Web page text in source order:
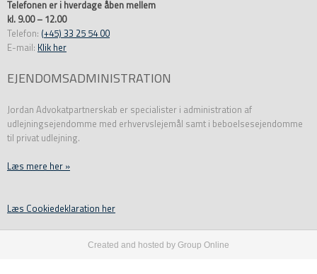
Telefonen er i hverdage åben mellem
kl. 9.00 – 12.00
Telefon: (+45) 33 25 54 00
E-mail: Klik her
EJENDOMSADMINISTRATION
Jordan Advokatpartnerskab er specialister i administration af
udlejningsejendomme med erhvervslejemål samt i beboelsesejendomme
til privat udlejning.
Læs mere her »
​Læs Cookiedeklaration her
Created and hosted by Group Online